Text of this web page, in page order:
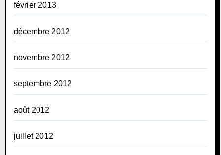
février 2013
décembre 2012
novembre 2012
septembre 2012
août 2012
juillet 2012